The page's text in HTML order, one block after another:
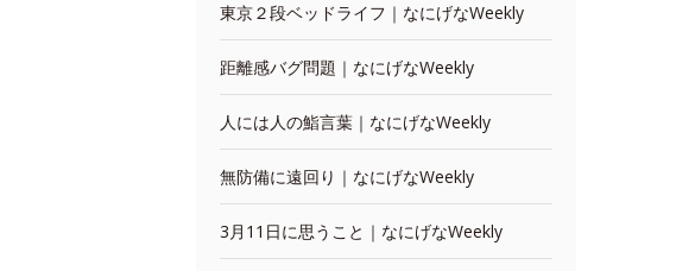
東京２段ベッドライフ｜なにげなWeekly
距離感バグ問題｜なにげなWeekly
人には人の鮨言葉｜なにげなWeekly
無防備に遠回り｜なにげなWeekly
3月11日に思うこと｜なにげなWeekly